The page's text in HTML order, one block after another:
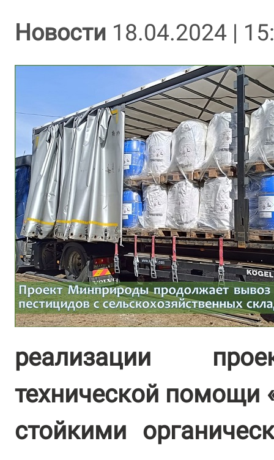
Новости 18.04.2024 |
реализации
технической помощи
стойкими